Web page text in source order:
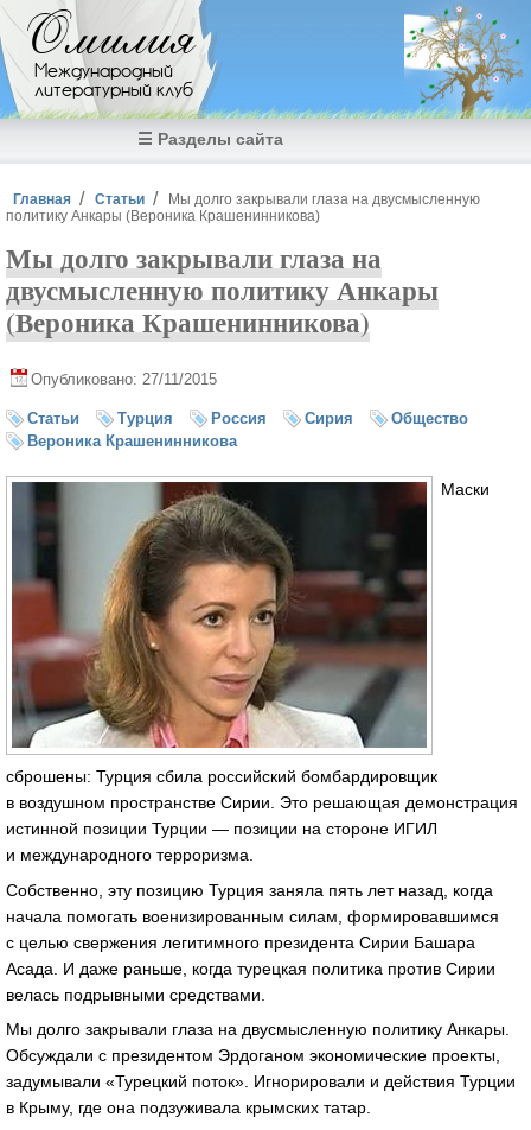
Перейти к основному содержанию
Омилия
Международный
литературный клуб
☰ Разделы сайта
Вы здесь
Главная Статьи
Мы долго закрывали глаза на двусмысленную
политику Анкары (Вероника Крашенинникова)
Мы долго закрывали глаза на
двусмысленную политику Анкары
(Вероника Крашенинникова)
Опубликовано: 27/11/2015
Статьи Турция Россия Сирия
Общество
Вероника Крашенинникова
Маски
сброшены: Турция сбила российский бомбардировщик
в воздушном пространстве Сирии. Это решающая демонстрация
истинной позиции Турции — позиции на стороне ИГИЛ
и международного терроризма.
Собственно, эту позицию Турция заняла пять лет назад, когда
начала помогать военизированным силам, формировавшимся
с целью свержения легитимного президента Сирии Башара
Асада. И даже раньше, когда турецкая политика против Сирии
велась подрывными средствами.
Мы долго закрывали глаза на двусмысленную политику Анкары.
Обсуждали с президентом Эрдоганом экономические проекты,
задумывали «Турецкий поток». Игнорировали и действия Турции
в Крыму, где она подзуживала крымских татар.